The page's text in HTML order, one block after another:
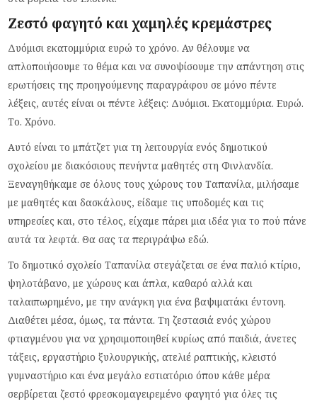
Ζεστό φαγητό και χαμηλές κρεμάστρες
Δυόμισι εκατομμύρια ευρώ το χρόνο. Αν θέλουμε να
απλοποιήσουμε το θέμα και να συνοψίσουμε την απάντηση στις
ερωτήσεις της προηγούμενης παραγράφου σε μόνο πέντε
λέξεις, αυτές είναι οι πέντε λέξεις: Δυόμισι. Εκατομμύρια. Ευρώ.
Το. Χρόνο.
Αυτό είναι το μπάτζετ για τη λειτουργία ενός δημοτικού
σχολείου με διακόσιους πενήντα μαθητές στη Φινλανδία.
Ξεναγηθήκαμε σε όλους τους χώρους του Ταπανίλα, μιλήσαμε
με μαθητές και δασκάλους, είδαμε τις υποδομές και τις
υπηρεσίες και, στο τέλος, είχαμε πάρει μια ιδέα για το πού πάνε
αυτά τα λεφτά. Θα σας τα περιγράψω εδώ.
To δημοτικό σχολείο Ταπανίλα στεγάζεται σε ένα παλιό κτίριο,
ψηλοτάβανο, με χώρους και άπλα, καθαρό αλλά και
ταλαιπωρημένο, με την ανάγκη για ένα βαψιματάκι έντονη.
Διαθέτει μέσα, όμως, τα πάντα. Τη ζεστασιά ενός χώρου
φτιαγμένου για να χρησιμοποιηθεί κυρίως από παιδιά, άνετες
τάξεις, εργαστήριο ξυλουργικής, ατελιέ ραπτικής, κλειστό
γυμναστήριο και ένα μεγάλο εστιατόριο όπου κάθε μέρα
σερβίρεται ζεστό φρεσκομαγειρεμένο φαγητό για όλες τις